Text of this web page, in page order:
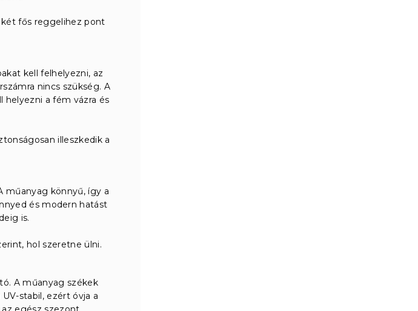
két fős reggelihez pont
kell felhelyezni, az
nincs szükség. A
helyezni a fém vázra és
illeszkedik a
műanyag könnyű, így a
és modern hatást
is.
hol szeretne ülni.
A műanyag székek
stabil, ezért óvja a